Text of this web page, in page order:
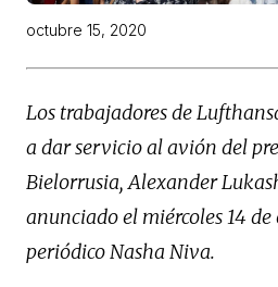
octubre 15, 2020
Los trabajadores de
a dar servicio al avión del
Bielorrusia, Alexander
anunciado el miércoles 14
periódico Nasha Niva.